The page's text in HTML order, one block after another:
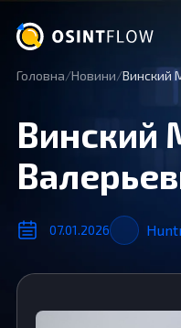
Головна Новини Винский
Винский
07.01.2026